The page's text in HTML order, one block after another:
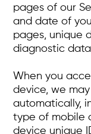
pages of our
and date of
pages, unique
diagnostic
When you
device, we
automatically,
type of mobile
device unique